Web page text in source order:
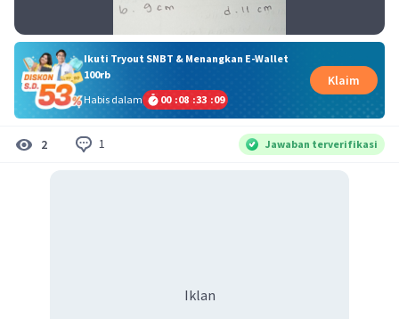
Ikuti Tryout SNBT & Menangkan E-Wallet
100rb
Habis dalam
00 :08 :33 :09
Klaim
2 1 Jawaban terverifikasi
Iklan